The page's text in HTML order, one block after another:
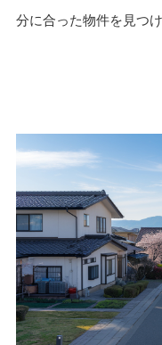
分に合った物件を見つ